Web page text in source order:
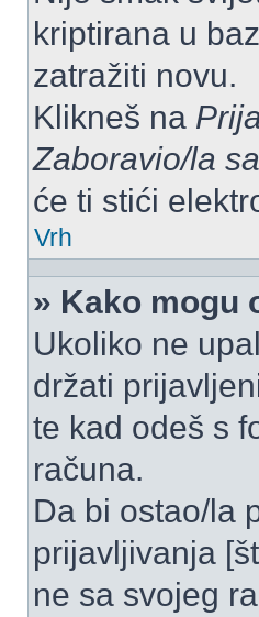
kriptirana u
zatražiti novu.
Klikneš na
Zaboravio/la
će ti stići
Vrh
» Kako mogu
Ukoliko ne
držati
te kad odeš s
računa.
Da bi ostao/la
prijavljivanja
ne sa svojeg